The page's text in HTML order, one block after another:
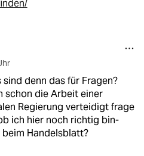
denn das für Fragen?
schon die Arbeit einer
Regierung verteidigt frage
ich hier noch richtig bin-
Handelsblatt?